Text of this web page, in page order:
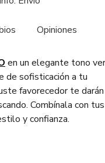
Opiniones
en un elegante tono
de sofisticación a tu
favorecedor te
Combínala con tus
y confianza.